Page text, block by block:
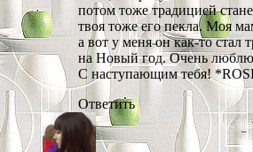
потом тоже традицией
твоя тоже его пекла. Моя
а вот у меня он как-то
на Новый год. Очень
С наступающим тебя!
Ответить